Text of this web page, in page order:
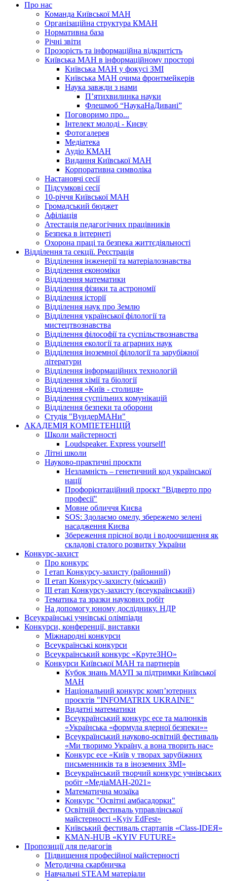
Про нас
Команда Київської МАН
Організаційна структура КМАН
Нормативна база
Річні звіти
Прозорість та інформаційна відкритість
Київська МАН в інформаційному просторі
Київська МАН у фокусі ЗМІ
Київська МАН очима фронтмейкерів
Наука завжди з нами
П’ятихвилинка науки
Флешмоб “НаукаНаДивані”
Поговоримо про...
Інтелект молоді - Києву
Фотогалерея
Медіатека
Аудіо КМАН
Видання Київської МАН
Корпоративна символіка
Настановчі сесії
Підсумкові сесії
10-річчя Київської МАН
Громадський бюджет
Афіліація
Атестація педагогічних працівників
Безпека в інтернеті
Охорона праці та безпека життєдіяльності
Відділення та секції. Реєстрація
Відділення інженерії та матеріалознавства
Відділення економіки
Відділення математики
Відділення фізики та астрономії
Відділення історії
Відділення наук про Землю
Відділення української філології та
мистецтвознавства
Відділення філософії та суспільствознавства
Відділення екології та аграрних наук
Відділення іноземної філології та зарубіжної
літератури
Відділення інформаційних технологій
Відділення хімії та біології
Відділення «Київ - столиця»
Відділення суспільних комунікацій
Відділення безпеки та оборони
Студія "ВундерМАНи"
АКАДЕМІЯ КОМПЕТЕНЦІЙ
Школи майстерності
Loudspeaker. Express yourself!
Літні школи
Науково-практичні проєкти
Незламність – генетичний код української
нації
Профорієнтаційний проєкт "Відверто про
професії"
Мовне обличчя Києва
SOS: Здолаємо омелу, збережемо зелені
насадження Києва
Збереження прісної води і водоочищення як
складові сталого розвитку України
Конкурс-захист
Про конкурс
І етап Конкурсу-захисту (районний)
ІІ етап Конкурсу-захисту (міський)
ІІІ етап Конкурсу-захисту (всеукраїнський)
Тематика та зразки наукових робіт
На допомогу юному досліднику. НДР
Всеукраїнські учнівські олімпіади
Конкурси, конференції, виставки
Міжнародні конкурси
Всеукраїнські конкурси
Всеукраїнський конкурс «КрутеЗНО»
Конкурси Київської МАН та партнерів
Кубок знань МАУП за підтримки Київської
МАН
Національний конкурс комп’ютерних
проєктів "INFOMATRIX UKRAINE"
Видатні математики
Всеукраїнський конкурс есе та малюнків
«Українська «формула ядерної безпеки»»
Всеукраїнський науково-освітній фестиваль
«Ми творимо Україну, а вона творить нас»
Конкурс есе «Київ у творах зарубіжних
письменників та в іноземних ЗМІ»
Всеукраїнський творчий конкурс учнівських
робіт «МедіаМАН-2021»
Математична мозаїка
Конкурс "Освітні амбасадорки"
Освітній фестиваль управлінської
майстерності «Kyiv EdFest»
Київський фестиваль стартапів «Class-IDEЯ»
KMAN-HUB «KYIV FUTURE»
Пропозиції для педагогів
Підвищення професійної майстерності
Методична скарбничка
Навчальні STEAM матеріали